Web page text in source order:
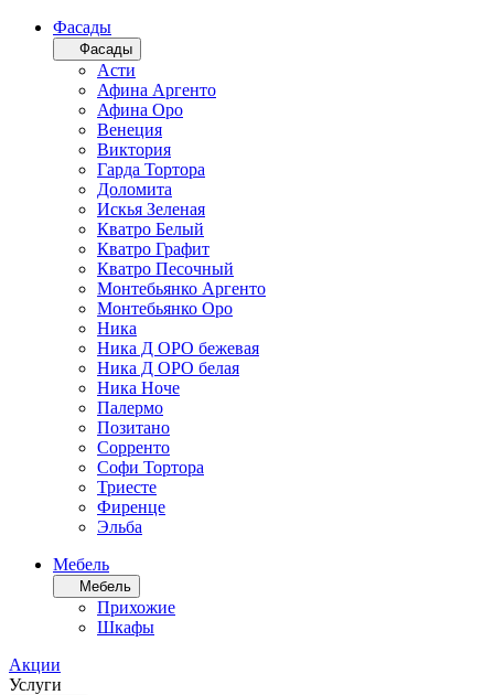
Фасады
Фасады
Асти
Афина Аргенто
Афина Оро
Венеция
Виктория
Гарда Тортора
Доломита
Искья Зеленая
Кватро Белый
Кватро Графит
Кватро Песочный
Монтебьянко Аргенто
Монтебьянко Оро
Ника
Ника Д ОРО бежевая
Ника Д ОРО белая
Ника Ноче
Палермо
Позитано
Сорренто
Софи Тортора
Триесте
Фиренце
Эльба
Мебель
Мебель
Прихожие
Шкафы
Акции
Услуги